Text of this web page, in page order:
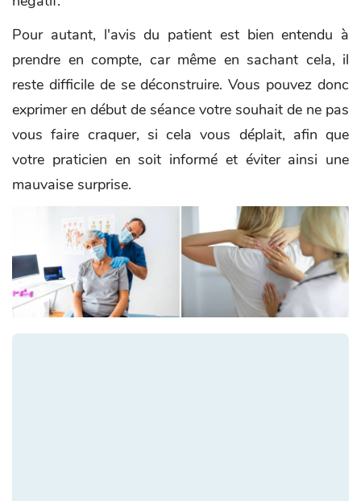
Pour autant, l'avis du patient est bien entendu à
prendre en compte, car même en sachant cela, il
reste difficile de se déconstruire. Vous pouvez donc
exprimer en début de séance votre souhait de ne pas
vous faire craquer, si cela vous déplait, afin que
votre praticien en soit informé et éviter ainsi une
mauvaise surprise.